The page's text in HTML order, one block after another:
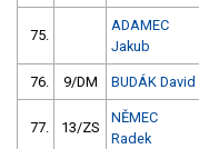
75.
ADAMEC
Jakub
76. 9/DM BUDÁK David
77. 13/ZS
NĚMEC
Radek